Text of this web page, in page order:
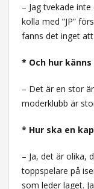
– Jag tvekade
kolla med ”JP”
fanns det inget
* Och hur känns
– Det är en stor
moderklubb är
* Hur ska en
– Ja, det är olika,
toppspelare på
som leder laget.